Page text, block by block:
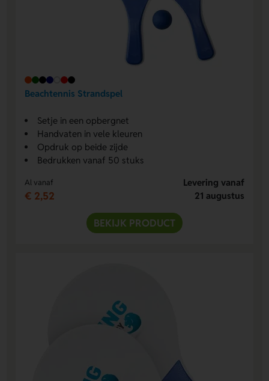
Beachtennis Strandspel
Setje in een opbergnet
Handvaten in vele kleuren
Opdruk op beide zijde
Bedrukken vanaf 50 stuks
Al vanaf
€ 2,52
Levering vanaf
21 augustus
BEKIJK PRODUCT